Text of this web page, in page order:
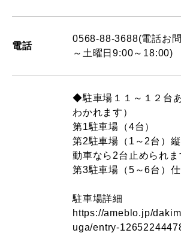
電話
0568-88-3688(電話お
～土曜日9:00～18:00)
◆駐車場１１～１２台
わかれます）
第1駐車場（4台）
第2駐車場（1～2台）
動車なら2台止められま
第3駐車場（5～6台）
駐車場詳細
https://ameblo.jp/
uga/entry-